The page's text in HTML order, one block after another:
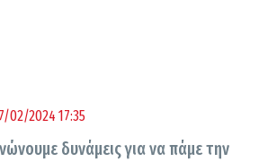
02/2024 17:35
δυνάμεις για να πάμε την